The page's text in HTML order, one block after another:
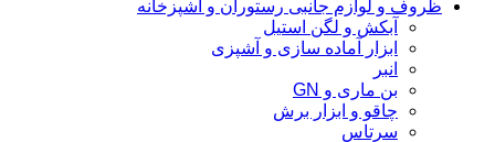
ظروف و لوازم جانبی رستوران و آشپزخانه
آبکش و لگن استیل
ابزار آماده سازی و آشپزی
انبر
بن ماری و GN
چاقو و ابزار برش
سرتاس